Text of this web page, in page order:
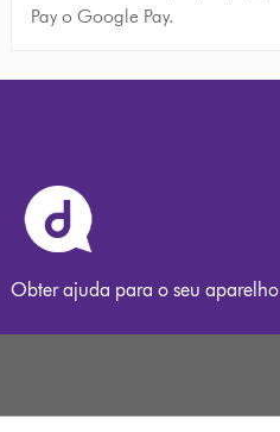
Pay o Google Pay.
Obter ajuda para o seu aparelho